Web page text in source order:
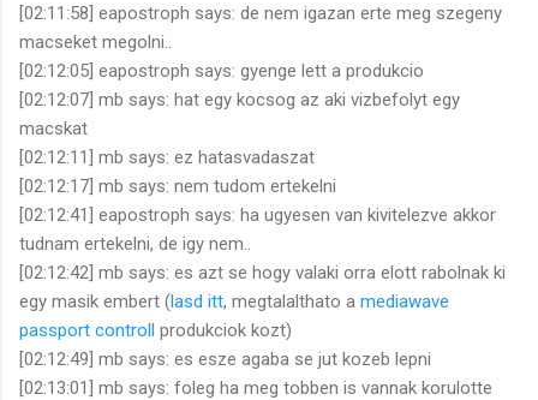
[02:11:58] eapostroph says: de nem igazan erte meg szegeny
macseket megolni..
[02:12:05] eapostroph says: gyenge lett a produkcio
[02:12:07] mb says: hat egy kocsog az aki vizbefolyt egy
macskat
[02:12:11] mb says: ez hatasvadaszat
[02:12:17] mb says: nem tudom ertekelni
[02:12:41] eapostroph says: ha ugyesen van kivitelezve akkor
tudnam ertekelni, de igy nem..
[02:12:42] mb says: es azt se hogy valaki orra elott rabolnak ki
egy masik embert (lasd itt, megtalalthato a mediawave
passport controll produkciok kozt)
[02:12:49] mb says: es esze agaba se jut kozeb lepni
[02:13:01] mb says: foleg ha meg tobben is vannak korulotte